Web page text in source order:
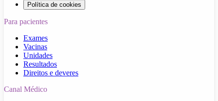
Política de cookies
Para pacientes
Exames
Vacinas
Unidades
Resultados
Direitos e deveres
Canal Médico